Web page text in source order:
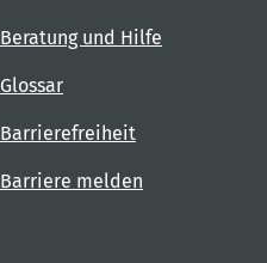
Beratung und Hilfe
Glossar
Barrierefreiheit
Barriere melden